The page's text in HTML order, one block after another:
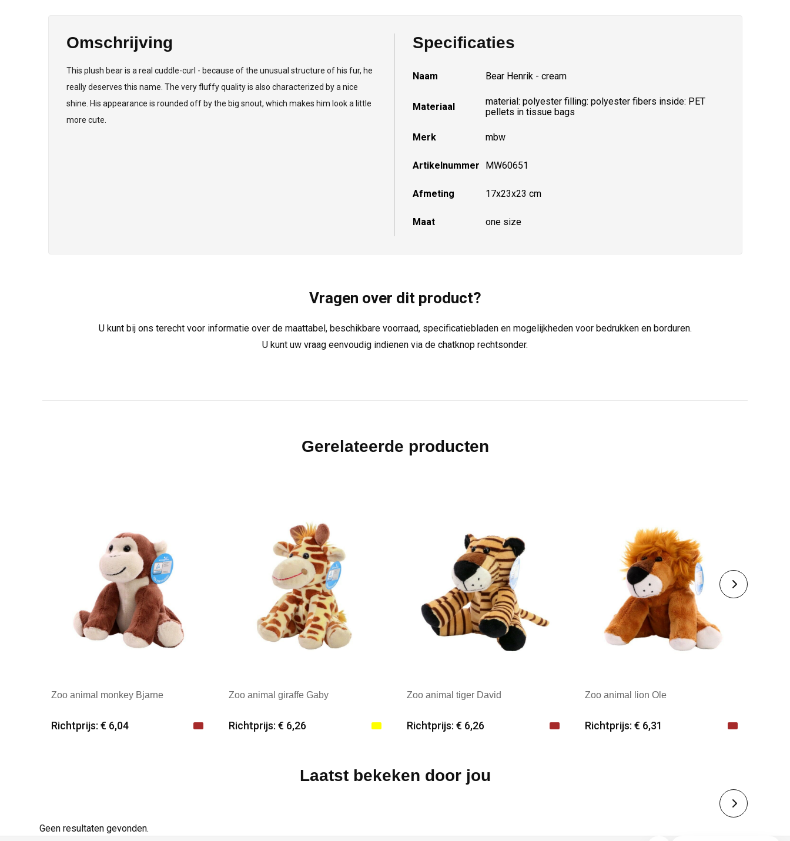
Omschrijving
This plush bear is a real cuddle-curl - because of the unusual structure of his fur, he
really deserves this name. The very fluffy quality is also characterized by a nice
shine. His appearance is rounded off by the big snout, which makes him look a little
more cute.
Specificaties
Naam Bear Henrik - cream
Materiaal
material: polyester filling: polyester fibers inside: PET
pellets in tissue bags
Merk mbw
Artikelnummer MW60651
Afmeting 17x23x23 cm
Maat one size
Vragen over dit product?
U kunt bij ons terecht voor informatie over de maattabel, beschikbare voorraad, specificatiebladen en mogelijkheden voor bedrukken en borduren.
U kunt uw vraag eenvoudig indienen via de chatknop rechtsonder.
Gerelateerde producten
Zoo animal monkey Bjarne
Richtprijs: € 6,04
Zoo animal giraffe Gaby
Richtprijs: € 6,26
Zoo animal tiger David
Richtprijs: € 6,26
Zoo animal lion Ole
Richtprijs: € 6,31
Laatst bekeken door jou
Geen resultaten gevonden.